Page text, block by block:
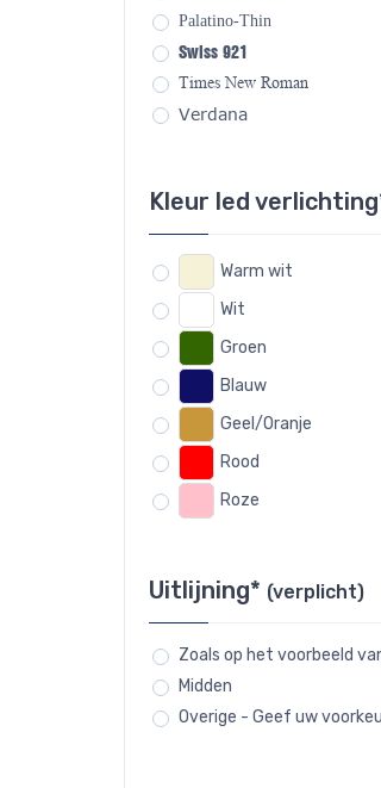
Palatino-Thin
Swiss 921
Times New Roman
Verdana
Kleur led
Warm wit
Wit
Groen
Blauw
Geel/Oranje
Rood
Roze
Uitlijning* (verplicht)
Zoals op het voorbeeld
Midden
Overige - Geef uw